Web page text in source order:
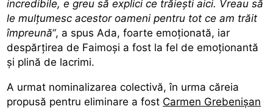
incredibile, e greu să explici ce trăiești aici. Vreau să
le mulțumesc acestor oameni pentru tot ce am trăit
împreună“, a spus Ada, foarte emoționată, iar
despărțirea de Faimoși a fost la fel de emoționantă
și plină de lacrimi.
A urmat nominalizarea colectivă, în urma căreia
propusă pentru eliminare a fost Carmen Grebenișan